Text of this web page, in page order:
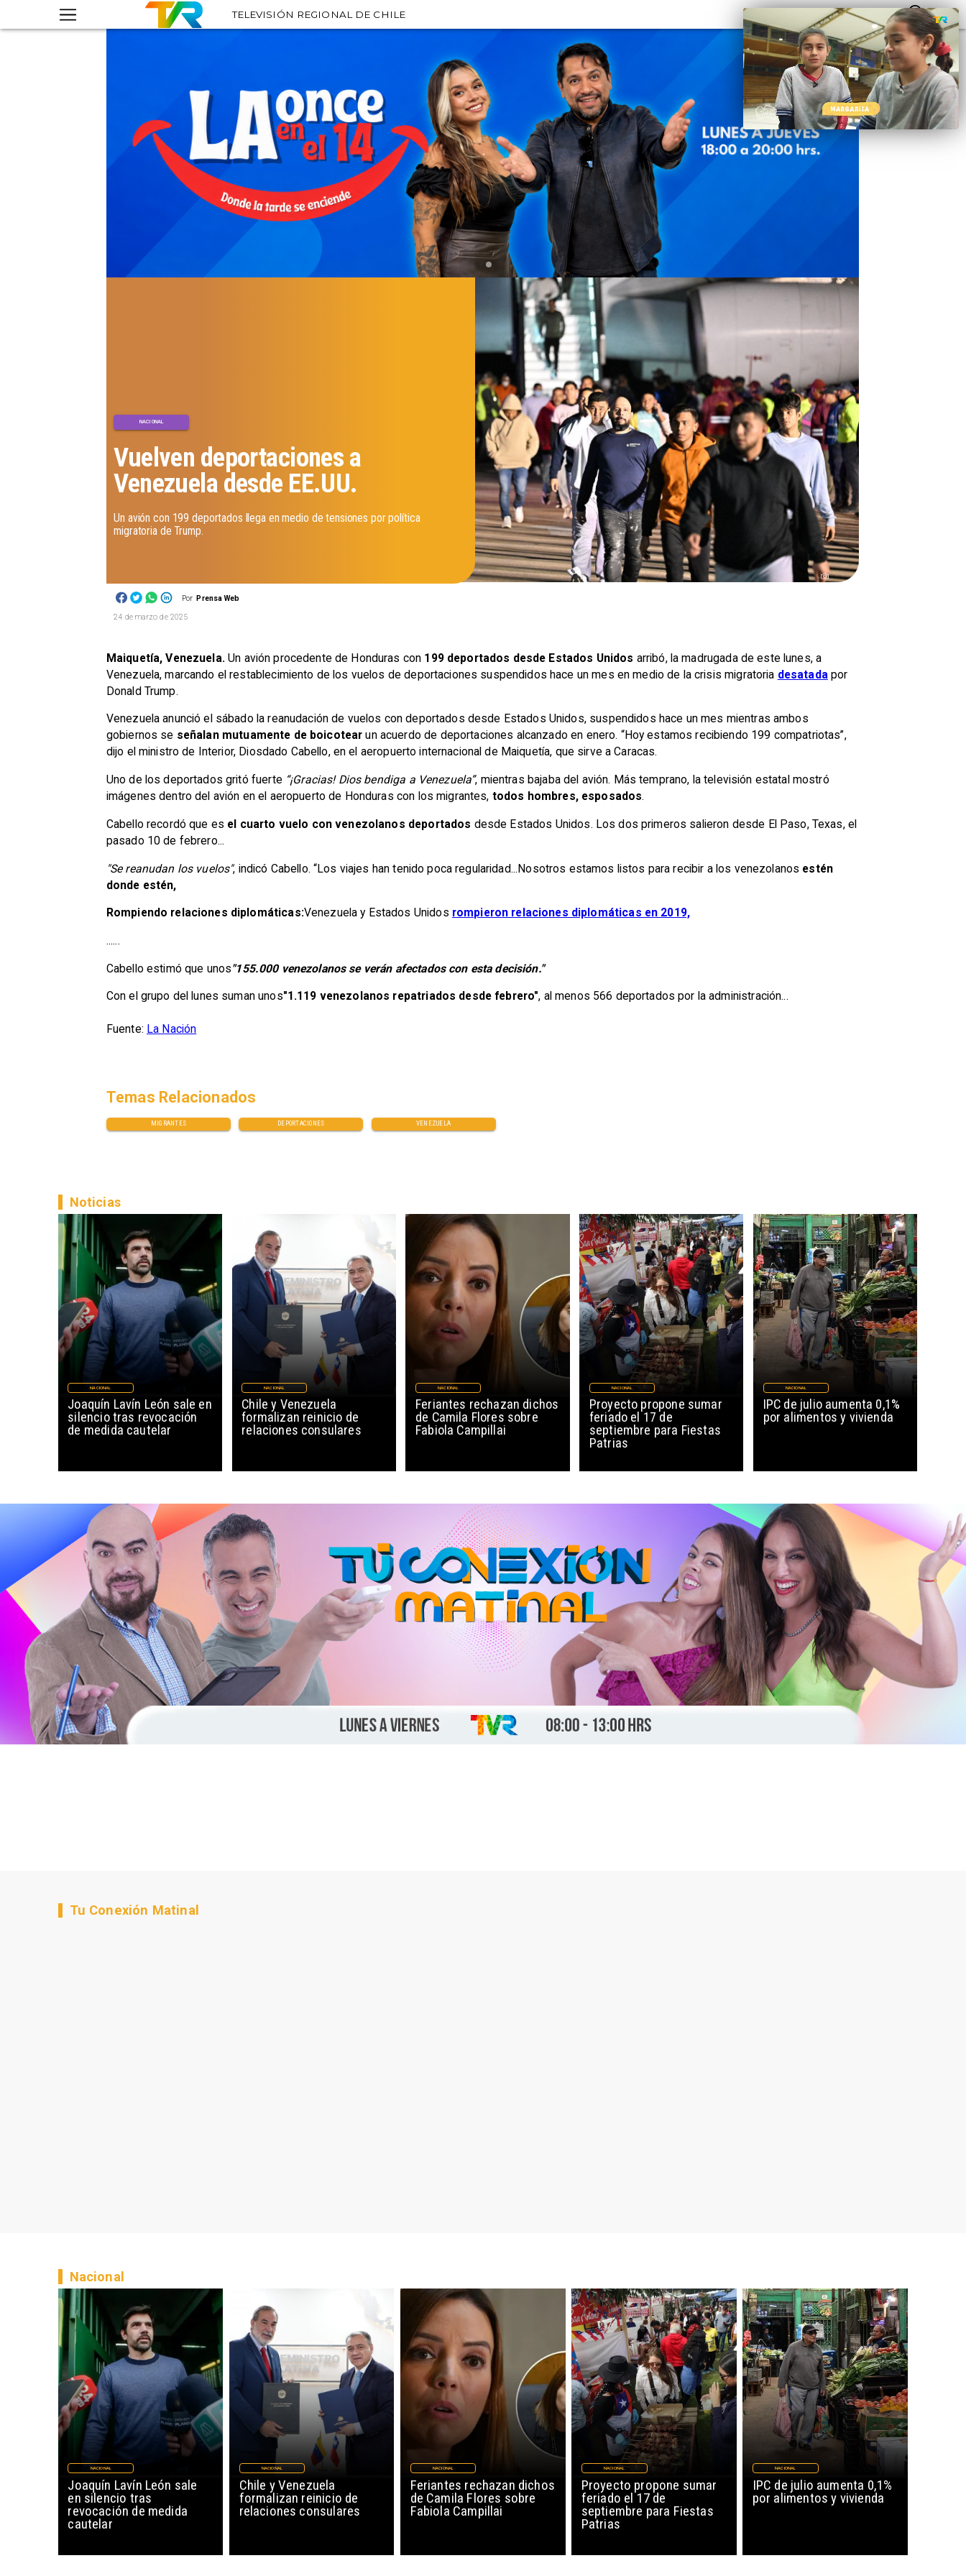
TELEVISIÓN REGIONAL DE CHILE
Por Prensa Web
Vuelven deportaciones a
Venezuela desde EE.UU.
NACIONAL
Un avión con 199 deportados llega en medio de tensiones por política
migratoria de Trump.
24 de marzo de 2025
Maiquetía, Venezuela. Un avión procedente de Honduras con 199 deportados desde Estados Unidos arribó, la madrugada de este lunes, a
Venezuela, marcando el restablecimiento de los vuelos de deportaciones suspendidos hace un mes en medio de la crisis migratoria desatada por
Donald Trump.
Venezuela anunció el sábado la reanudación de vuelos con deportados desde Estados Unidos, suspendidos hace un mes mientras ambos
gobiernos se señalan mutuamente de boicotear un acuerdo de deportaciones alcanzado en enero. “Hoy estamos recibiendo 199 compatriotas”,
dijo el ministro de Interior, Diosdado Cabello, en el aeropuerto internacional de Maiquetía, que sirve a Caracas.
Uno de los deportados gritó fuerte “¡Gracias! Dios bendiga a Venezuela”, mientras bajaba del avión. Más temprano, la televisión estatal mostró
imágenes dentro del avión en el aeropuerto de Honduras con los migrantes, todos hombres, esposados.
Cabello recordó que es el cuarto vuelo con venezolanos deportados desde Estados Unidos. Los dos primeros salieron desde El Paso, Texas, el
pasado 10 de febrero...
"Se reanudan los vuelos", indicó Cabello. “Los viajes han tenido poca regularidad...Nosotros estamos listos para recibir a los venezolanos estén
donde estén,
Rompiendo relaciones diplomáticas:Venezuela y Estados Unidos rompieron relaciones diplomáticas en 2019,
......
Cabello estimó que unos"155.000 venezolanos se verán afectados con esta decisión."
Con el grupo del lunes suman unos"1.119 venezolanos repatriados desde febrero", al menos 566 deportados por la administración...
Fuente: La Nación
MIGRANTES DEPORTACIONES VENEZUELA
Temas Relacionados
Joaquín Lavín León sale en
silencio tras revocación
de medida cautelar
NACIONAL
Noticias
Chile y Venezuela
formalizan reinicio de
relaciones consulares
NACIONAL
Feriantes rechazan dichos
de Camila Flores sobre
Fabiola Campillai
NACIONAL
Proyecto propone sumar
feriado el 17 de
septiembre para Fiestas
Patrias
NACIONAL
IPC de julio aumenta 0,1%
por alimentos y vivienda
NACIONAL
Tu Conexión Matinal
Joaquín Lavín León sale
en silencio tras
revocación de medida
cautelar
NACIONAL
Chile y Venezuela
formalizan reinicio de
relaciones consulares
NACIONAL
Feriantes rechazan dichos
de Camila Flores sobre
Fabiola Campillai
NACIONAL
Proyecto propone sumar
feriado el 17 de
septiembre para Fiestas
Patrias
NACIONAL
IPC de julio aumenta 0,1%
por alimentos y vivienda
NACIONAL
Nacional